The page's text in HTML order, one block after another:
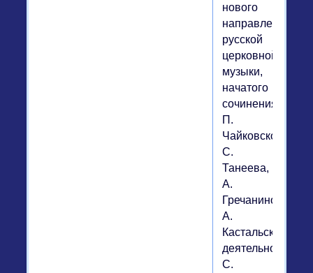
нового
направления
русской
церковной
музыки,
начатого
сочинениями
П.
Чайковского,
С.
Танеева,
А.
Гречанинова,
А.
Кастальского,
деятельностью
С.